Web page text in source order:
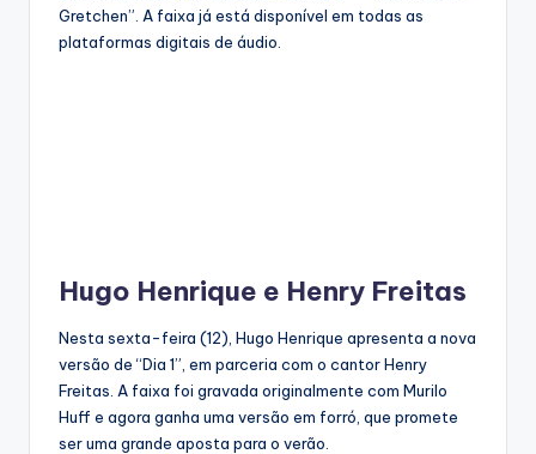
Gretchen”. A faixa já está disponível em todas as
plataformas digitais de áudio.
Hugo Henrique e Henry Freitas
Nesta sexta-feira (12), Hugo Henrique apresenta a nova
versão de “Dia 1”, em parceria com o cantor Henry
Freitas. A faixa foi gravada originalmente com Murilo
Huff e agora ganha uma versão em forró, que promete
ser uma grande aposta para o verão.